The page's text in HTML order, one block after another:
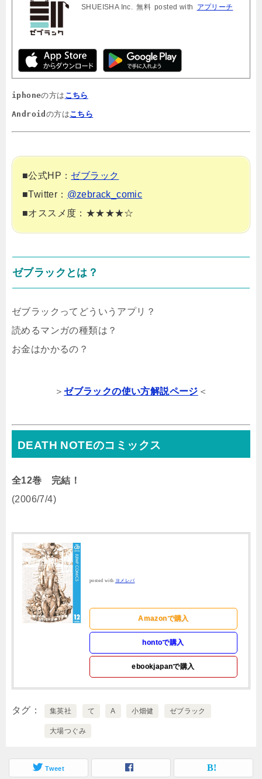
SHUEISHA Inc. 無料 posted with アプリーチ
iphoneの方は こちら
Android の方はこちら
■公式HP： ゼブラック
■Twitter： @zebrack_comic
■オススメ度：★★★★☆
ゼブラックとは？
ゼブラックってどういうアプリ？
読めるマンガの種類は？
お金はかかるの？
＞ゼブラックの使い方解説ページ ＜
DEATH NOTEのコミックス
全12巻 完結！
(2006/7/4)
posted with ヨメレバ
Amazonで購入
hontoで購入
ebookjapanで購入
タグ 集英社 て A 小畑健 ゼブラック
大場つぐみ
Tweet